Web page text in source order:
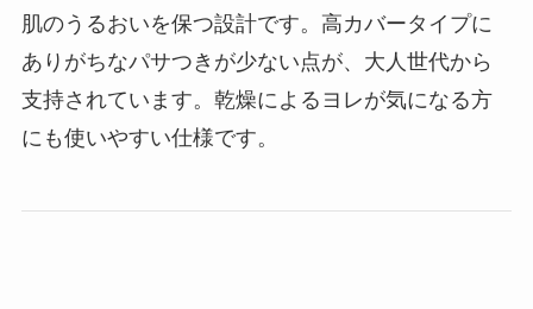
肌のうるおいを保つ設計です。高カバータイプに
ありがちなパサつきが少ない点が、大人世代から
支持されています。乾燥によるヨレが気になる方
にも使いやすい仕様です。